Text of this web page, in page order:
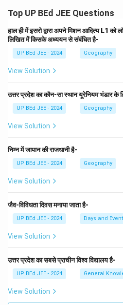
Top UP BEd JEE Questions
हाल ही में इसरो द्वारा अपने मिशन आदित्य L1 को
लिखित में किसके अध्ययन से संबंधित है-
UP BEd JEE - 2024 Geography
View Solution
उत्तर प्रदेश का कौन-सा स्थान यूरेनियम भंडार के
UP BEd JEE - 2024 Geography
View Solution
निम्न में जापान की राजधानी है-
UP BEd JEE - 2024 Geography
View Solution
जैव-विविधता दिवस मनाया जाता है-
UP BEd JEE - 2024 Days and
View Solution
उत्तर प्रदेश का सबसे प्राचीन विश्व विद्यालय है-
UP BEd JEE - 2024 General
View Solution